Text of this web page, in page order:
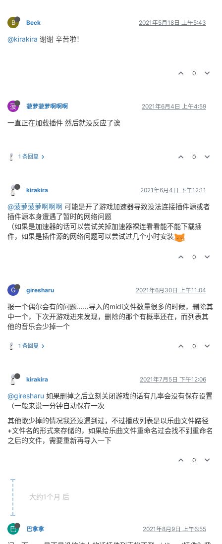
B Beck 2021年5月18日 上午5:43
@kirakira 谢谢 辛苦啦！
0
菠 菠萝菠萝啊啊啊 2021年6月4日 上午4:59
一直正在加载插件 然后就没反应了诶
1 条回复 0
kirakira 2021年6月4日 下午12:11
@菠萝菠萝啊啊啊 可能是开了游戏加速器导致没法连接插件源或者
插件源本身遭遇了暂时的网络问题
（如果是加速器的话可以尝试关掉加速器裸连看看能不能下载插
件，如果是插件源的网络问题可以尝试过几个小时安装
0
G giresharu 2021年6月30日 上午11:04
报一个偶尔会有的问题……导入的midi文件数量很多的时候，删除其
中一个，下次开游戏进来发现，删除的那个有概率还在，而列表其
他的音乐会少掉一个
1 条回复 0
kirakira 2021年7月5日 下午12:06
@giresharu 如果删掉之后立刻关闭游戏的话有几率会没有保存设置
（一般来说一分钟自动保存一次
其他歌少掉的情况我还没遇到过，不过播放列表是以乐曲文件路径
+文件名的形式来存储的，如果给乐曲文件重命名过会找不到重命名
之后的文件，需要重新再导入一下
0
大约1个月 后
巴 巴拿拿 2021年8月9日 上午6:55